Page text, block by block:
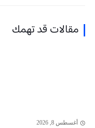
مقالات قد تهمك
أغسطس 8, 2026